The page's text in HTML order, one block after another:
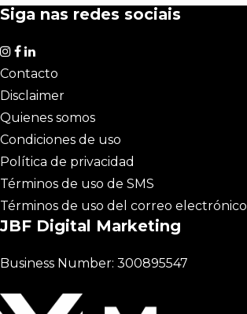
Siga nas redes sociais
Contacto
Disclaimer
Quienes somos
Condiciones de uso
Política de privacidad
Términos de uso de SMS
Términos de uso del correo electrónico
JBF Digital Marketing
Business Number: 300895547